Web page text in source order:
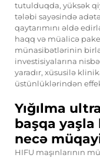
tutulduqda, yüksək
tələbi sayəsində
qaytarımını əldə
haqq və müalicə
münasibətlərinin
investisiyalarına
yaradır, xüsusilə
üstünlüklərindən
Yığılma
başqa
necə
HIFU maşınlarının